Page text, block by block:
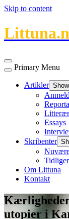
Skip to content
Primary Menu
Artikler
Essays
Skribenter
Om Littuna
Kontakt
utopier i